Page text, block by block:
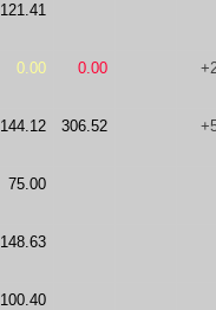
121.41
0.00 0.00
144.12 306.52
75.00
148.63
100.40